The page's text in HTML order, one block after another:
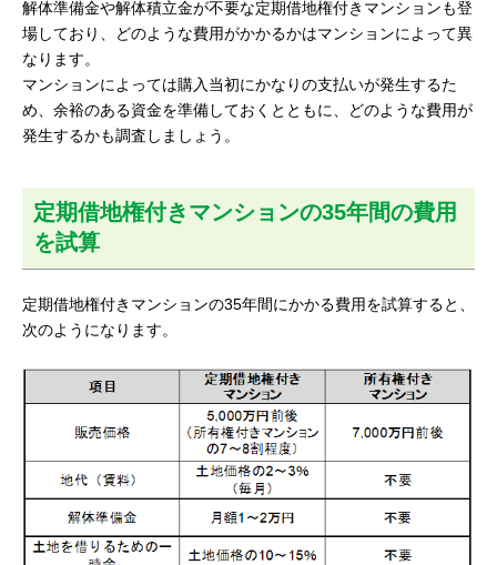
解体準備金や解体積立金が不要な定期借地権付きマンションも登
場しており、どのような費用がかかるかはマンションによって異
なります。
マンションによっては購入当初にかなりの支払いが発生するた
め、余裕のある資金を準備しておくとともに、どのような費用が
発生するかも調査しましょう。
定期借地権付きマンションの35年間の費用
を試算
定期借地権付きマンションの35年間にかかる費用を試算すると、
次のようになります。